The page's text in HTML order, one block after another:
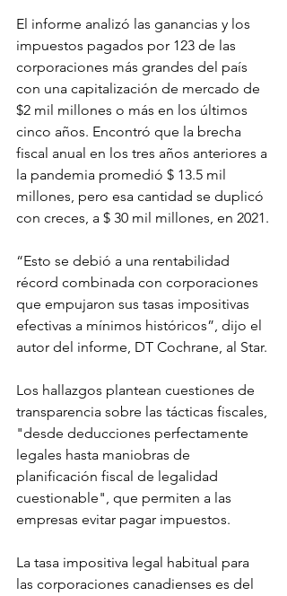
El informe analizó las ganancias y los
impuestos pagados por 123 de las
corporaciones más grandes del país
con una capitalización de mercado de
$2 mil millones o más en los últimos
cinco años. Encontró que la brecha
fiscal anual en los tres años anteriores a
la pandemia promedió $ 13.5 mil
millones, pero esa cantidad se duplicó
con creces, a $ 30 mil millones, en 2021.
“Esto se debió a una rentabilidad
récord combinada con corporaciones
que empujaron sus tasas impositivas
efectivas a mínimos históricos”, dijo el
autor del informe, DT Cochrane, al Star.
Los hallazgos plantean cuestiones de
transparencia sobre las tácticas fiscales,
"desde deducciones perfectamente
legales hasta maniobras de
planificación fiscal de legalidad
cuestionable", que permiten a las
empresas evitar pagar impuestos.
La tasa impositiva legal habitual para
las corporaciones canadienses es del